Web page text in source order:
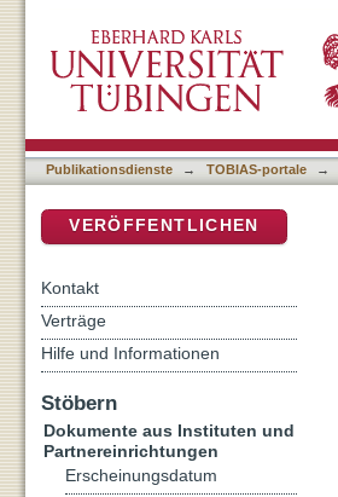
Publikationsdienste → TOBIAS-portale →
VERÖFFENTLICHEN
Kontakt
Verträge
Hilfe und Informationen
Stöbern
Dokumente aus Instituten und
Partnereinrichtungen
Erscheinungsdatum